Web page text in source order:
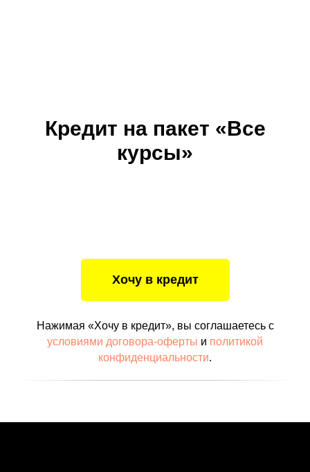
Кредит на пакет «Все
курсы»
Нажимая «Хочу в кредит», вы соглашаетесь с
условиями договора-оферты и политикой
конфиденциальности.